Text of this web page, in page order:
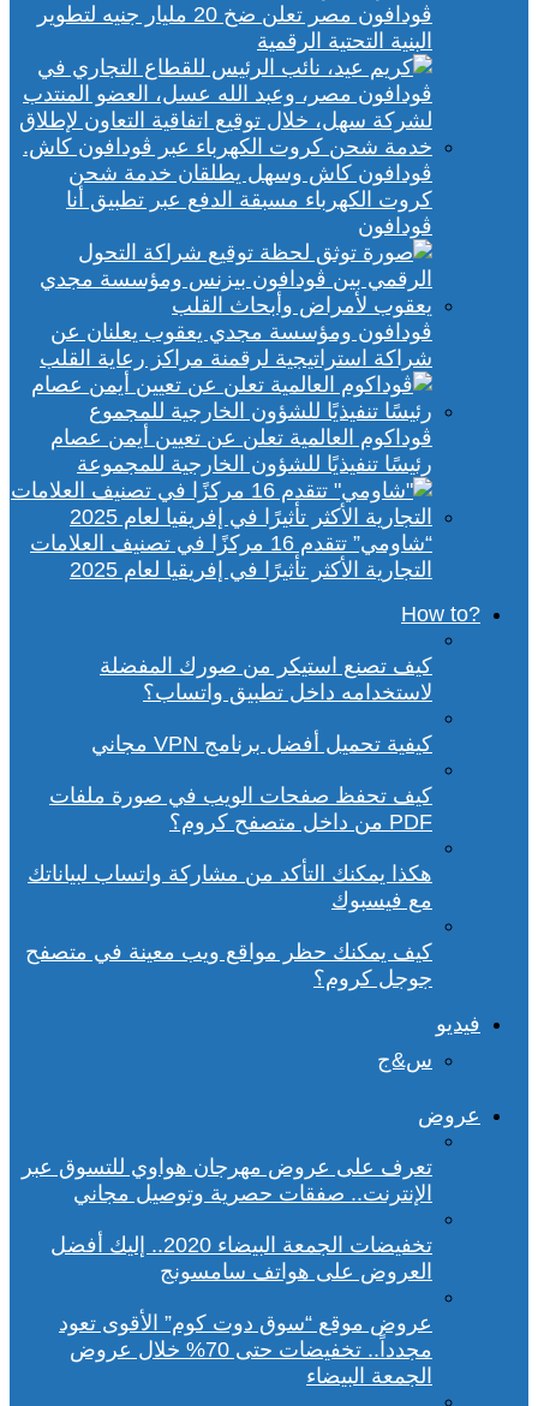
ڤودافون مصر تعلن ضخ 20 مليار جنيه لتطوير
البنية التحتية الرقمية
ڤودافون كاش وسهل يطلقان خدمة شحن
كروت الكهرباء مسبقة الدفع عبر تطبيق أنا
ڤودافون
ڤودافون ومؤسسة مجدي يعقوب يعلنان عن
شراكة استراتيجية لرقمنة مراكز رعاية القلب
ڤوداكوم العالمية تعلن عن تعيين أيمن عصام
رئيسًا تنفيذيًا للشؤون الخارجية للمجموعة
“شاومي” تتقدم 16 مركزًا في تصنيف العلامات
التجارية الأكثر تأثيرًا في إفريقيا لعام 2025
?How to
كيف تصنع استيكر من صورك المفضلة
لاستخدامه داخل تطبيق واتساب؟
كيفية تحميل أفضل برنامج VPN مجاني
كيف تحفظ صفحات الويب في صورة ملفات
PDF من داخل متصفح كروم؟
هكذا يمكنك التأكد من مشاركة واتساب لبياناتك
مع فيسبوك
كيف يمكنك حظر مواقع ويب معينة في متصفح
جوجل كروم؟
فيديو
س&ج
عروض
تعرف على عروض مهرجان هواوي للتسوق عبر
الإنترنت.. صفقات حصرية وتوصيل مجاني
تخفيضات الجمعة البيضاء 2020.. إليك أفضل
العروض على هواتف سامسونج
عروض موقع “سوق دوت كوم” الأقوى تعود
مجدداً.. تخفيضات حتى 70% خلال عروض
الجمعة البيضاء